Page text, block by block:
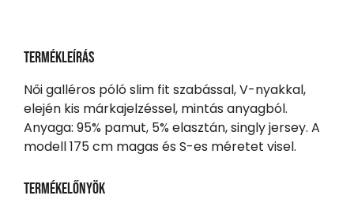
Termékleírás
Női galléros póló slim fit szabással, V-nyakkal,
elején kis márkajelzéssel, mintás anyagból.
Anyaga: 95% pamut, 5% elasztán, singly jersey. A
modell 175 cm magas és S-es méretet visel.
Termékelőnyök